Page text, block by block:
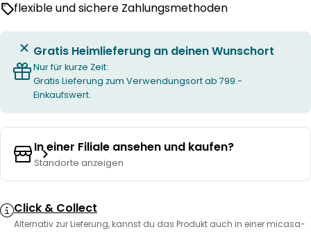
flexible und sichere Zahlungsmethoden
Gratis Heimlieferung an deinen Wunschort
Nur für kurze Zeit:
Gratis Lieferung zum Verwendungsort ab 799.-
Einkaufswert.
In einer Filiale ansehen und kaufen?
Standorte anzeigen
Click & Collect
Alternativ zur Lieferung, kannst du das Produkt auch in einer micasa-